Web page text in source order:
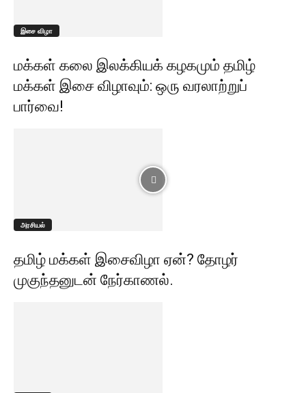
இசை விழா
மக்கள் கலை இலக்கியக் கழகமும் தமிழ்
மக்கள் இசை விழாவும்: ஒரு வரலாற்றுப்
பார்வை!
அரசியல்
தமிழ் மக்கள் இசைவிழா ஏன்? தோழர்
முகுந்தனுடன் நேர்காணல்.